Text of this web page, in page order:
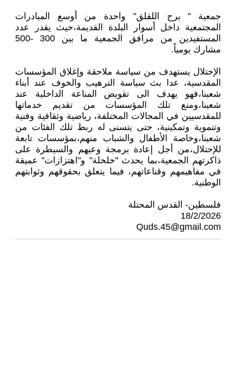
جمعية " برج اللقلق" واحدة من أوسع المبادرات
المجتمعية داخل أسوار البلدة القديمة،حيث يقدر عدد
المستفيدين من مرافق الجمعية ما بين 300 -500
مشارك يومياً.
الإحتلال يستهدف من سياسة ملاحقة وإغلاق المؤسسات
المقدسية، عدا بث سياسة الترهيب والخوف عند أبناء
شعبنا،فهو يهدف الى تقويض المناعة الداخلية عند
شعبنا،ومنع تلك المؤسسات من تقديم خدماتها
للمقدسيين في المجالات المختلفة، رياضية وثقافية وفنية
وتنموية وتمكينية، حتى يتسنى له ربط تلك الفئات من
شعبنا،وخاصة الأطفال والشباب منهم،بمؤسسات تابعة
للإحتلال،من أجل إعادة برمجة وعيهم والسيطرة على
ذاكرتهم الجمعية،بما يحدث "خلخلة" و"اهتزازات" عميقة
في مفاهيمهم وقناعاتهم، فيما يتعلق بحقوقهم وثوابتهم
الوطنية.
فلسطين- القدس المحتلة
18/2/2026
Quds.45@gmail.com